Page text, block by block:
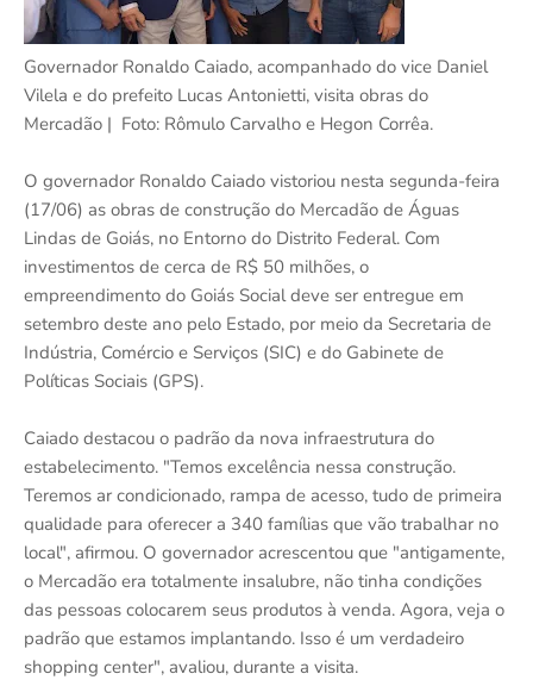
Governador Ronaldo Caiado, acompanhado do vice Daniel
Vilela e do prefeito Lucas Antonietti, visita obras do
Mercadão | Foto: Rômulo Carvalho e Hegon Corrêa.
O governador Ronaldo Caiado vistoriou nesta segunda-feira
(17/06) as obras de construção do Mercadão de Águas
Lindas de Goiás, no Entorno do Distrito Federal. Com
investimentos de cerca de R$ 50 milhões, o
empreendimento do Goiás Social deve ser entregue em
setembro deste ano pelo Estado, por meio da Secretaria de
Indústria, Comércio e Serviços (SIC) e do Gabinete de
Políticas Sociais (GPS).
Caiado destacou o padrão da nova infraestrutura do
estabelecimento. "Temos excelência nessa construção.
Teremos ar condicionado, rampa de acesso, tudo de primeira
qualidade para oferecer a 340 famílias que vão trabalhar no
local", afirmou. O governador acrescentou que "antigamente,
o Mercadão era totalmente insalubre, não tinha condições
das pessoas colocarem seus produtos à venda. Agora, veja o
padrão que estamos implantando. Isso é um verdadeiro
shopping center", avaliou, durante a visita.